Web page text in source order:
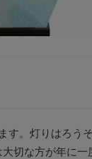
す。灯りはろうそ
切な方が年に一